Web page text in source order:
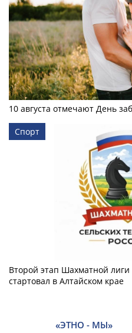
10 августа отмечают День
Спорт
Второй этап Шахматной лиги
стартовал в Алтайском крае
«ЭТНО - МЫ»